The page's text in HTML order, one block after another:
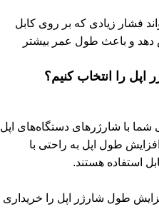
فشار زیادی که بر روی کابل
و باعث طول عمر بیشتر
را انتخاب کنیم؟
شما با شارژرهای دستگاه‌های اپل
طول اپل به راحتی با
استفاده هستند.
طول شارژر اپل را خریداری